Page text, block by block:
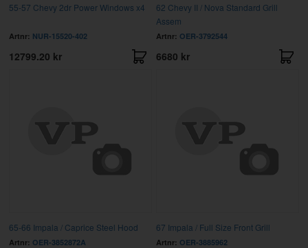
55-57 Chevy 2dr Power Windows x4
Artnr: NUR-15520-402
12799.20 kr
62 Chevy II / Nova Standard Grill
Assem
Artnr: OER-3792544
6680 kr
65-66 Impala / Caprice Steel Hood
Artnr: OER-3852872A
67 Impala / Full Size Front Grill
Artnr: OER-3885962